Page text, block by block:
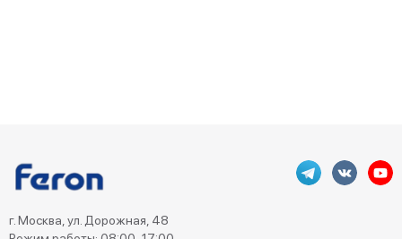
г. Москва, ул. Дорожная, 48